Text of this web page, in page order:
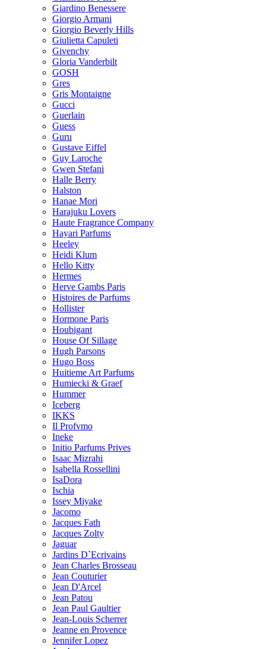
Giardino Benessere
Giorgio Armani
Giorgio Beverly Hills
Giulietta Capuleti
Givenchy
Gloria Vanderbilt
GOSH
Gres
Gris Montaigne
Gucci
Guerlain
Guess
Guru
Gustave Eiffel
Guy Laroche
Gwen Stefani
Halle Berry
Halston
Hanae Mori
Harajuku Lovers
Haute Fragrance Company
Hayari Parfums
Heeley
Heidi Klum
Hello Kitty
Hermes
Herve Gambs Paris
Histoires de Parfums
Hollister
Hormone Paris
Houbigant
House Of Sillage
Hugh Parsons
Hugo Boss
Huitieme Art Parfums
Humiecki & Graef
Hummer
Iceberg
IKKS
Il Profvmo
Ineke
Initio Parfums Prives
Isaac Mizrahi
Isabella Rossellini
IsaDora
Ischia
Issey Miyake
Jacomo
Jacques Fath
Jacques Zolty
Jaguar
Jardins D`Ecrivains
Jean Charles Brosseau
Jean Couturier
Jean D'Arcel
Jean Patou
Jean Paul Gaultier
Jean-Louis Scherrer
Jeanne en Provence
Jennifer Lopez